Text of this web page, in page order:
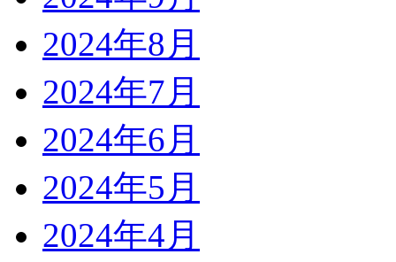
2024年8月
2024年7月
2024年6月
2024年5月
2024年4月